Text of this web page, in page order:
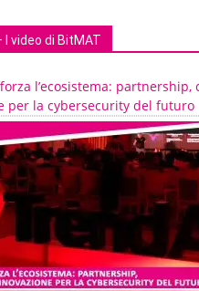
I video di BitMAT
l’ecosistema: partnership,
per la cybersecurity del futuro